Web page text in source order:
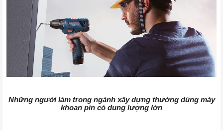
Những người làm trong ngành xây dựng thường dùng máy
khoan pin có dung lượng lớn